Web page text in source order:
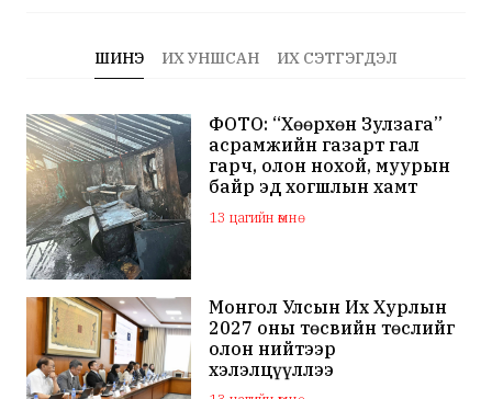
ШИНЭ ИХ УНШСАН ИХ СЭТГЭГДЭЛ
ФОТО: “Хөөрхөн Зулзага”
асрамжийн газарт гал
гарч, олон нохой, муурын
байр эд хогшлын хамт
шатжээ
13 цагийн өмнө
Монгол Улсын Их Хурлын
2027 оны төсвийн төслийг
олон нийтээр
хэлэлцүүллээ